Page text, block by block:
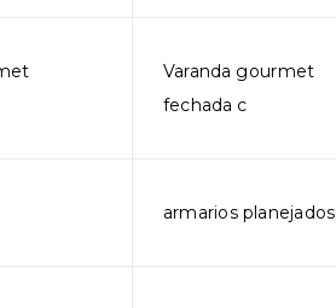
Varanda gourmet
fechada c
armarios planejados